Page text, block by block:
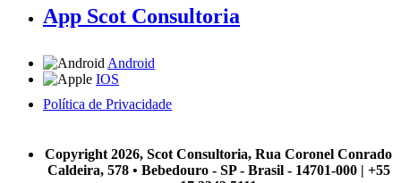
App Scot Consultoria
Android
IOS
Política de Privacidade
Copyright 2026, Scot Consultoria, Rua Coronel Conrado
Caldeira, 578 • Bebedouro - SP - Brasil - 14701-000 | +55